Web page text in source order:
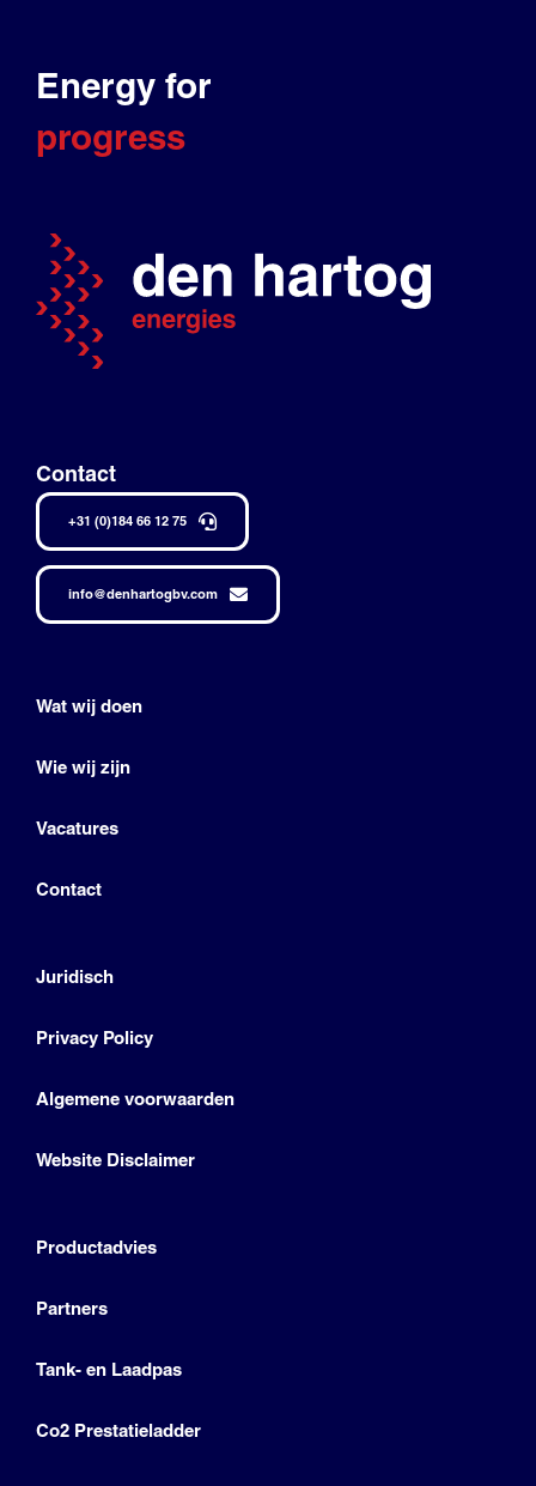
Energy for
progress
Contact
+31 (0)184 66 12 75
info@denhartogbv.com
Wat wij doen
Wie wij zijn
Vacatures
Contact
Juridisch
Privacy Policy
Algemene voorwaarden
Website Disclaimer
Productadvies
Partners
Tank- en Laadpas
Co2 Prestatieladder